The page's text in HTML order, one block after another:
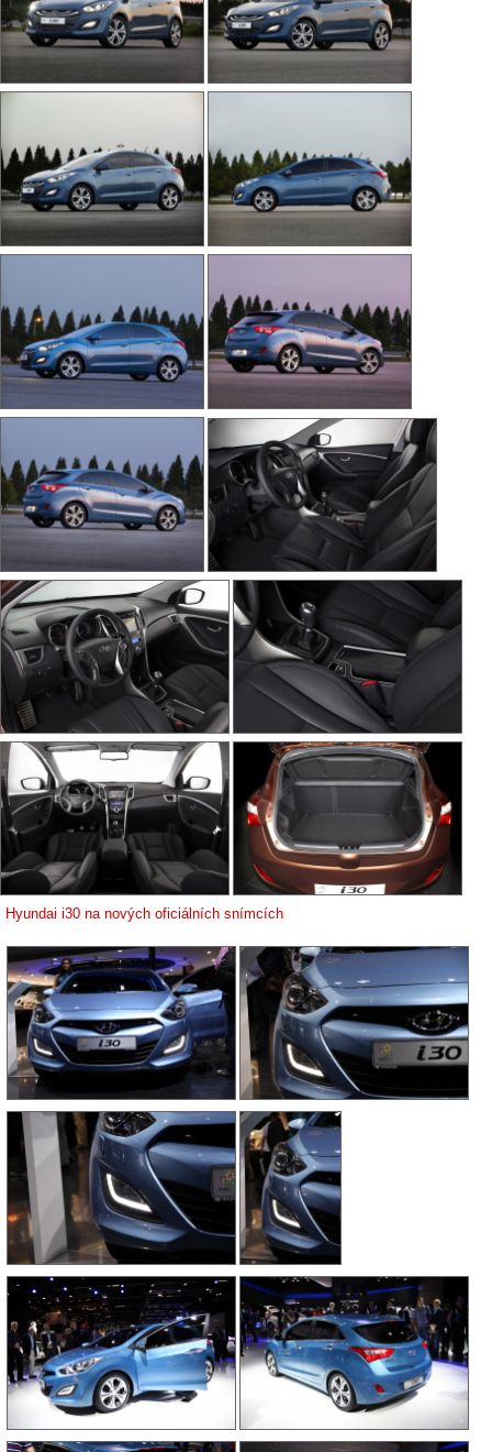
Hyundai i30 na nových oficiálních snímcích